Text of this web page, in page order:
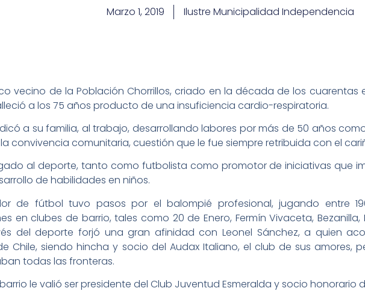
Marzo 1, 2019 Ilustre Municipalidad Independencia
vecino de la Población Chorrillos, criado en la década de los cuarentas
a los 75 años producto de una insuficiencia cardio-respiratoria.
a su familia, al trabajo, desarrollando labores por más de 50 años
convivencia comunitaria, cuestión que le fue siempre retribuida con el
al deporte, tanto como futbolista como promotor de iniciativas que
de habilidades en niños.
de fútbol tuvo pasos por el balompié profesional, jugando entre
en clubes de barrio, tales como 20 de Enero, Fermín Vivaceta, Bezanilla,
del deporte forjó una gran afinidad con Leonel Sánchez, a quien
Chile, siendo hincha y socio del Audax Italiano, el club de sus amores,
todas las fronteras.
le valió ser presidente del Club Juventud Esmeralda y socio honorario